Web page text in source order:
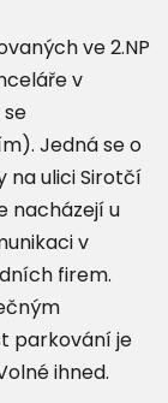
ve 2.NP
v
Jedná se o
na ulici Sirotčí
nacházejí u
v
firem.
parkování je
ihned.